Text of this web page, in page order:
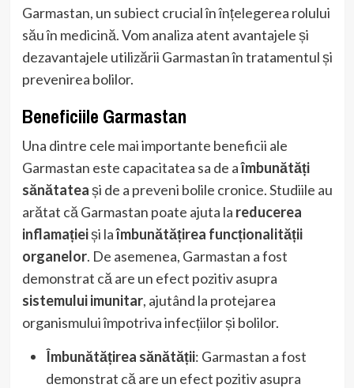
Garmastan, un subiect crucial în înțelegerea rolului
său în medicină. Vom analiza atent avantajele și
dezavantajele utilizării Garmastan în tratamentul și
prevenirea bolilor.
Beneficiile Garmastan
Una dintre cele mai importante beneficii ale
Garmastan este capacitatea sa de aîmbunătăți
sănătateași de a preveni bolile cronice. Studiile au
arătat că Garmastan poate ajuta la reducerea
inflamațieiși laîmbunătățirea funcționalității
organelor. De asemenea, Garmastan a fost
demonstrat că are un efect pozitiv asupra
sistemului imunitar, ajutând la protejarea
organismului împotriva infecțiilor și bolilor.
Îmbunătățirea sănătății: Garmastan a fost
demonstrat că are un efect pozitiv asupra